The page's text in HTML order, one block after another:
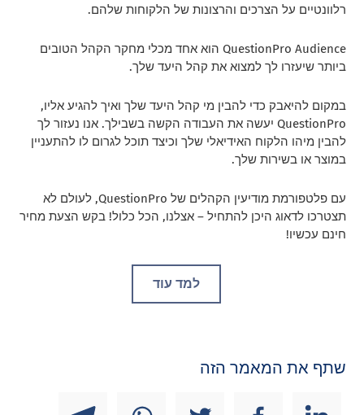
רלוונטיים על הצרכים והרצונות של הלקוחות שלהם.
QuestionPro Audience הוא אחד מכלי מחקר הקהל הטובים
ביותר שיעזרו לך למצוא את קהל היעד שלך.
במקום להיאבק כדי להבין מי קהל היעד שלך ואיך להגיע אליו,
QuestionPro יעשה את העבודה הקשה בשבילך. אנו נעזור לך
להבין מיהו הלקוח האידיאלי שלך וכיצד תוכל לגרום לו להתעניין
במוצר או בשירות שלך.
עם פלטפורמת מודיעין הקהלים של QuestionPro, לעולם לא
תצטרכו לדאוג היכן להתחיל – אצלנו, הכל כלול! בקש הצעת מחיר
חינם עכשיו!
למד עוד
שתף את המאמר הזה